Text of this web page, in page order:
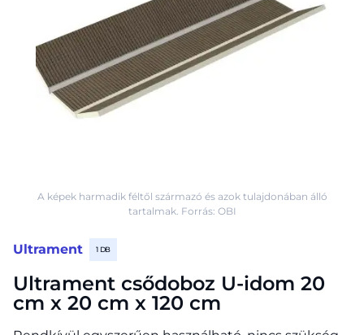
Ultrament 1 DB
Ultrament csődoboz U-idom 20
cm x 20 cm x 120 cm
A képek harmadik féltől származó és azok tulajdonában álló
tartalmak. Forrás: OBI